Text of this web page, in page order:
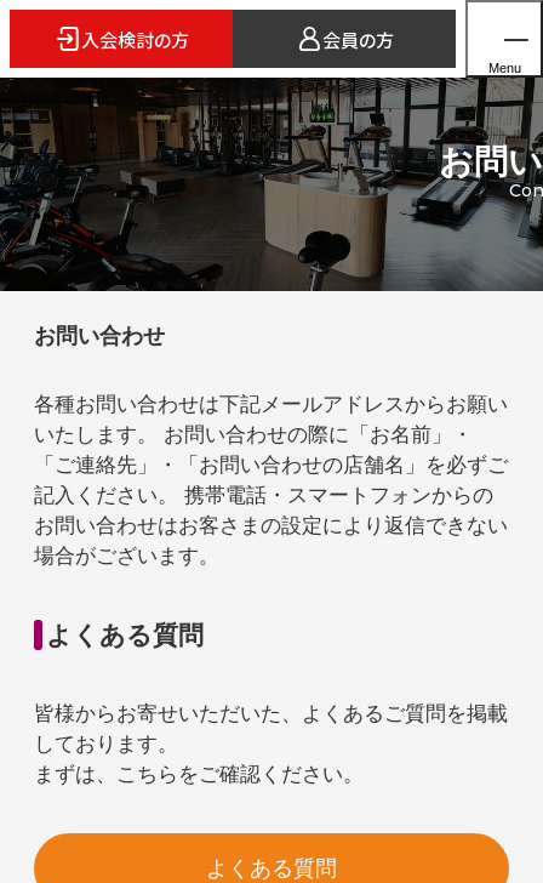
入会検討の方 会員の方
Menu
ホーム
店舗検索
5つのスタイル
よくあるご質問
法人会員のご案内
入会検討の方
お問
お問い合わせ
各種お問い合わせは下記メールアドレスからお願い
いたします。 お問い合わせの際に「お名前」・
「ご連絡先」・「お問い合わせの店舗名」を必ずご
記入ください。 携帯電話・スマートフォンからの
お問い合わせはお客さまの設定により返信できない
場合がございます。
よくある質問
皆様からお寄せいただいた、よくあるご質問を掲載
しております。
まずは、こちらをご確認ください。
よくある質問